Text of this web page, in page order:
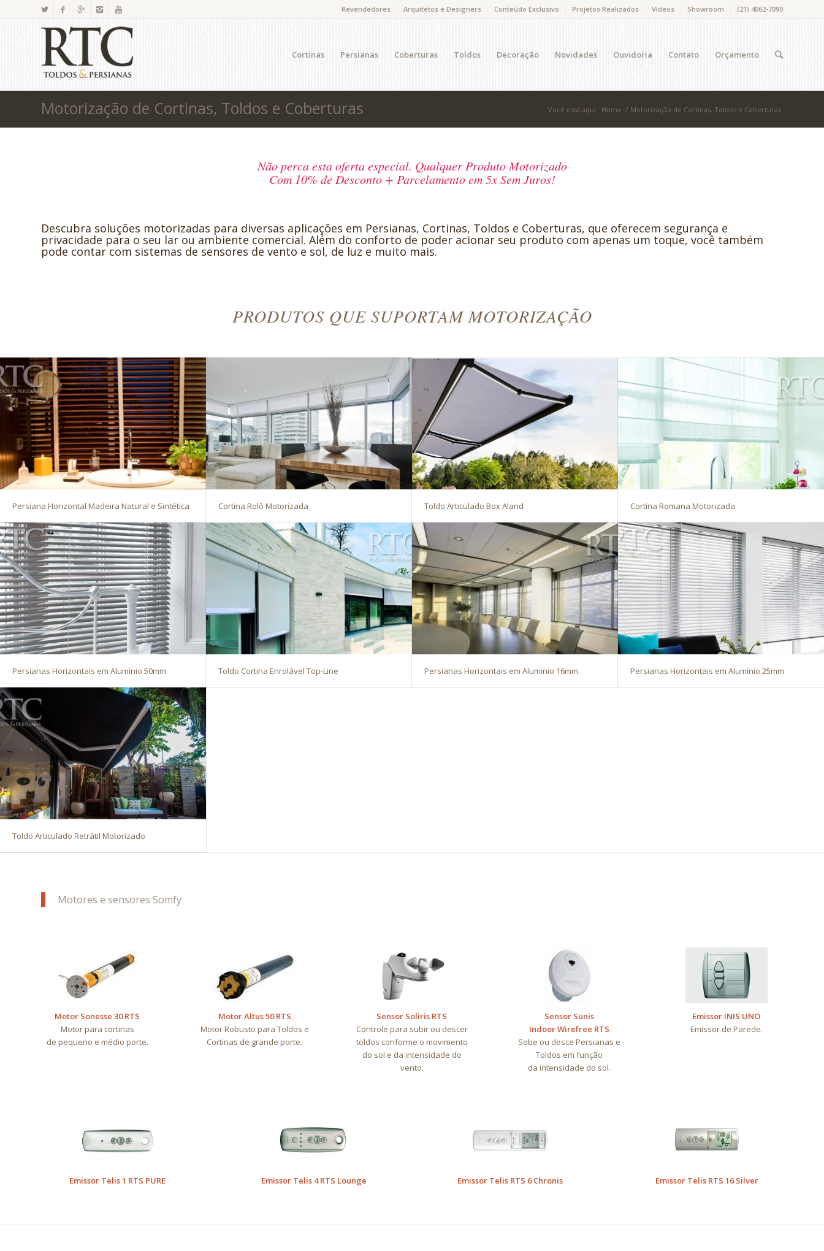
(21) 4062-7090
Revendedores Arquitetos e Designers Conteúdo Exclusivo Projetos Realizados Vídeos Showroom
Cortinas Persianas Coberturas Toldos Decoração Novidades Ouvidoria Contato Orçamento
Motorização de Cortinas, Toldos e Coberturas Você está aqui: Home / Motorização de Cortinas, Toldos e Coberturas
Não perca esta oferta especial. Qualquer Produto Motorizado
Com 10% de Desconto + Parcelamento em 5x Sem Juros!
Descubra soluções motorizadas para diversas aplicações em Persianas, Cortinas, Toldos e Coberturas, que oferecem segurança e
privacidade para o seu lar ou ambiente comercial. Além do conforto de poder acionar seu produto com apenas um toque, você também
pode contar com sistemas de sensores de vento e sol, de luz e muito mais.
PRODUTOS QUE SUPORTAM MOTORIZAÇÃO
Persiana Horizontal Madeira Natural e Sintética Cortina Rolô Motorizada Toldo Articulado Box Aland Cortina Romana Motorizada
Persianas Horizontais em Alumínio 50mm Toldo Cortina Enrolável Top-Line Persianas Horizontais em Alumínio 16mm Persianas Horizontais em Alumínio 25mm
Toldo Articulado Retrátil Motorizado
Motores e sensores Somfy
Motor Sonesse 30 RTS
Motor para cortinas
de pequeno e médio porte.
Motor Altus 50 RTS
Motor Robusto para Toldos e
Cortinas de grande porte.
Sensor Soliris RTS
Controle para subir ou descer
toldos conforme o movimento
do sol e da intensidade do
vento.
Sensor Sunis
Indoor Wirefree RTS
Sobe ou desce Persianas e
Toldos em função
da intensidade do sol.
Emissor INIS UNO
Emissor de Parede.
Emissor Telis 1 RTS PURE Emissor Telis 4 RTS Lounge Emissor Telis RTS 6 Chronis Emissor Telis RTS 16 Silver